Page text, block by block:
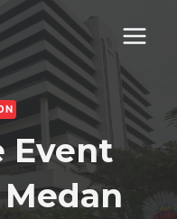
Event